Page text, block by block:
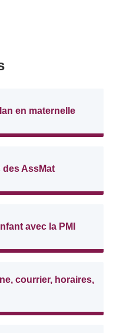
en maternelle
AssMat
avec la PMI
courrier, horaires,